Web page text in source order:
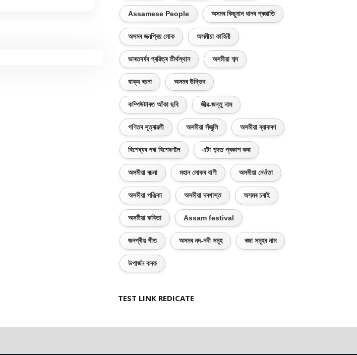
Assamese People অসমৰ কিছুমান ধানৰ প্ৰজাতি
অসমৰ জনপ্ৰিয় লোক অসমীয়া কাহিনী
ভাৰতবৰ্ষৰ প্ৰৱিত্ৰ তীৰ্থস্থান অসমীয়া শব্দ
বাক্য ৰচনা অসমৰ উদ্ভিদ
কম্পিউটাৰত আঁকা ছবি জীৱ-জন্তু নাম
গণিতৰ সূত্ৰাৱলী অসমীয়া সঁজুলি অসমীয়া ব্যাকৰণ
বিশেষ্যৰ পৰা বিশেষণলৈ এটা শব্দত প্ৰকাশ কৰা
অসমীয়া ৰচনা মহান লোকৰ বাণী অসমীয়া নেওঁতা
অসমীয়া পঞ্জিকা অসমীয়া দৰখাস্ত অসমৰ চৰাই
অসমীয়া কবিতা Assam festival
জনপ্ৰীয় গীত অসমৰ নদ-নদী সমূহ ৰজা সমূহৰ নাম
উপাৰ্জন কৰক
TEST LINK REDICATE